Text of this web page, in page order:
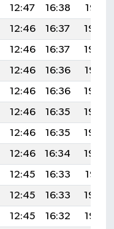
12:47 16:38
19:51
12:46 16:37
19:50
12:46 16:37
19:48
12:46 16:36
19:47
12:46 16:36
19:46
12:46 16:35
19:45
12:46 16:35
19:43
12:46 16:34
19:42
12:45 16:33
19:41
12:45 16:33
19:39
12:45 16:32
19:38